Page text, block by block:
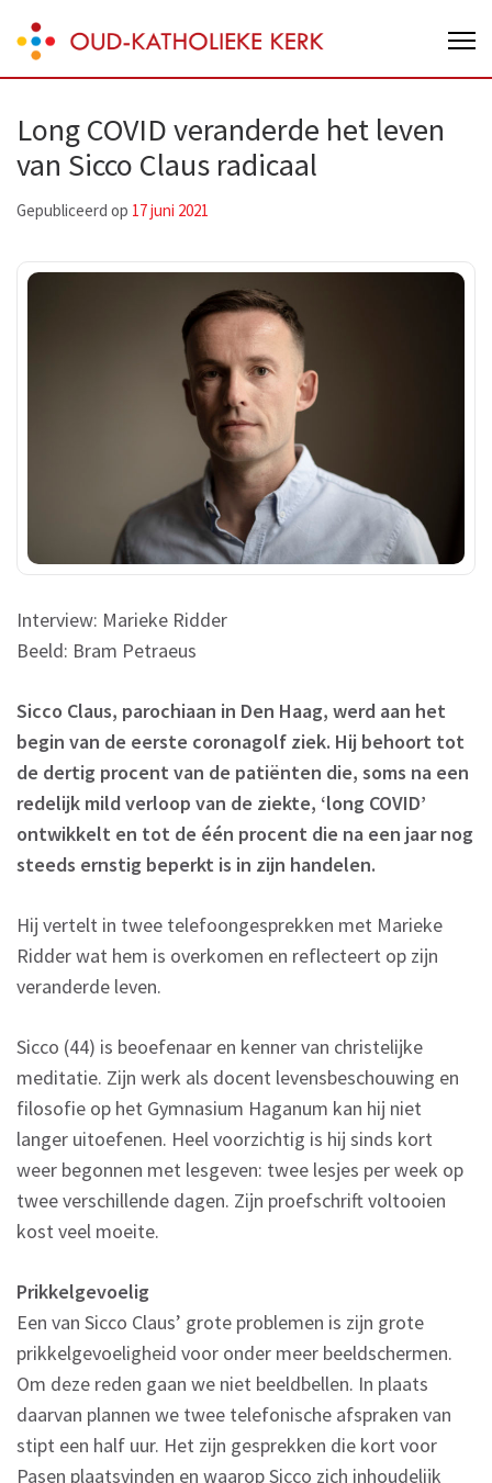
to
content
Enter)
Oud-Katholieke Kerk van Nederland
Long COVID veranderde het leven
van Sicco Claus radicaal
Gepubliceerd op 17 juni 2021
Interview: Marieke Ridder
Beeld: Bram Petraeus
Sicco Claus, parochiaan in Den Haag, werd aan het
begin van de eerste coronagolf ziek. Hij behoort tot
de dertig procent van de patiënten die, soms na een
redelijk mild verloop van de ziekte, ‘long COVID’
ontwikkelt en tot de één procent die na een jaar nog
steeds ernstig beperkt is in zijn handelen.
Hij vertelt in twee telefoongesprekken met Marieke
Ridder wat hem is overkomen en reflecteert op zijn
veranderde leven.
Sicco (44) is beoefenaar en kenner van christelijke
meditatie. Zijn werk als docent levensbeschouwing en
filosofie op het Gymnasium Haganum kan hij niet
langer uitoefenen. Heel voorzichtig is hij sinds kort
weer begonnen met lesgeven: twee lesjes per week op
twee verschillende dagen. Zijn proefschrift voltooien
kost veel moeite.
Prikkelgevoelig
Een van Sicco Claus’ grote problemen is zijn grote
prikkelgevoeligheid voor onder meer beeldschermen.
Om deze reden gaan we niet beeldbellen. In plaats
daarvan plannen we twee telefonische afspraken van
stipt een half uur. Het zijn gesprekken die kort voor
Pasen plaatsvinden en waarop Sicco zich inhoudelijk